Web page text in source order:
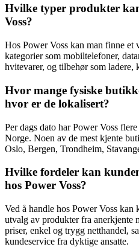
Hvilke typer produkter
Voss?
Hos Power Voss kan man finne et
kategorier som mobiltelefoner,
hvitevarer, og tilbehør som ladere,
Hvor mange fysiske
hvor er de lokalisert?
Per dags dato har Power Voss
Norge. Noen av de mest kjente
Oslo, Bergen, Trondheim,
Hvilke fordeler kan
hos Power Voss?
Ved å handle hos Power Voss kan
utvalg av produkter fra anerkjente
priser, enkel og trygg netthandel,
kundeservice fra dyktige ansatte.